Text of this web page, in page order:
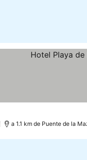
a 1.1 km de Puente de la